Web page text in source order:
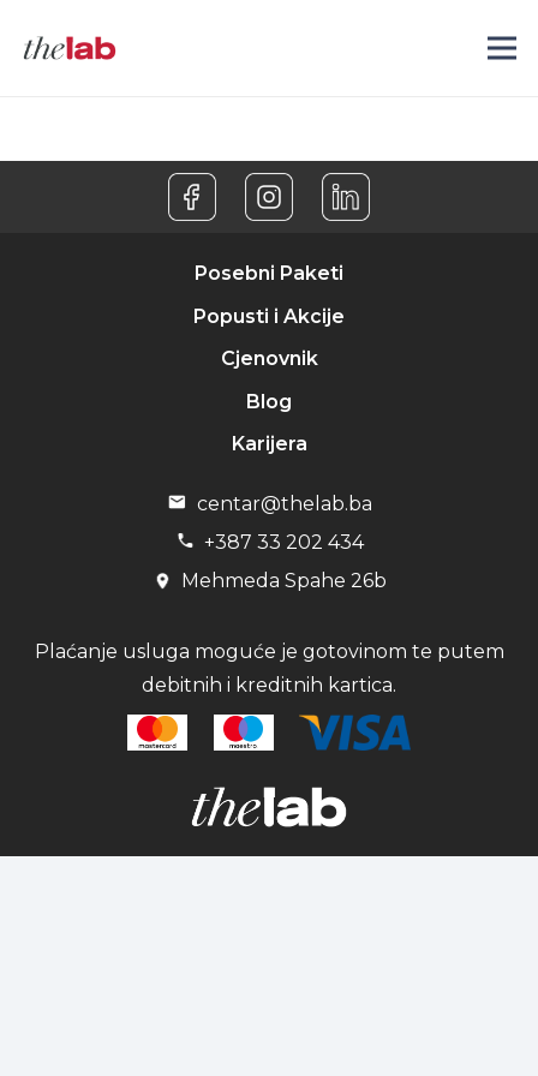
Posebni Paketi
Popusti i Akcije
Cjenovnik
Blog
Karijera
centar@thelab.ba
+387 33 202 434
Mehmeda Spahe 26b
Plaćanje usluga moguće je gotovinom te putem
debitnih i kreditnih kartica.